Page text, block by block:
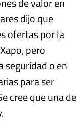
dijo que
ofertas por la
pero
seguridad o en
para ser
cree que una de